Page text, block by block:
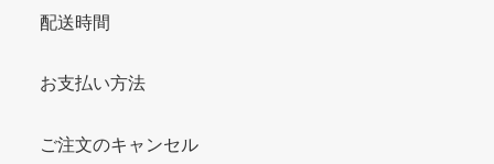
配送時間
お支払い方法
ご注文のキャンセル